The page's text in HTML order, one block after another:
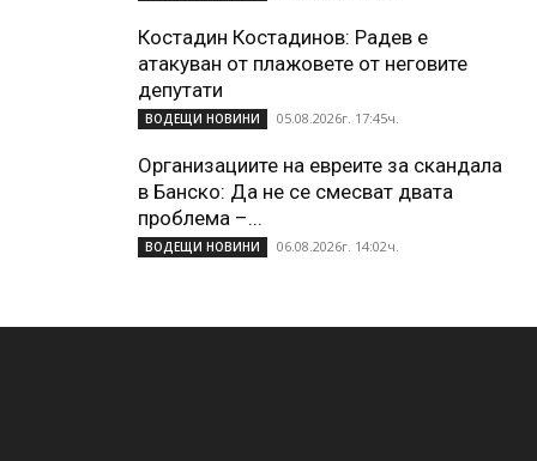
Костадин Костадинов: Радев е
атакуван от плажoвете от неговите
депутати
ВОДЕЩИ НОВИНИ 05.08.2026г. 17:45ч.
Организациите на евреите за скандала
в Банско: Да не се смесват двата
проблема –...
ВОДЕЩИ НОВИНИ 06.08.2026г. 14:02ч.